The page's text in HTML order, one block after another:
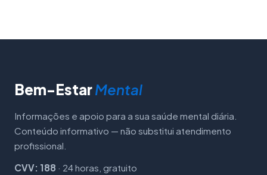
Bem-EstarMental
Informações e apoio para a sua saúde mental diária.
Conteúdo informativo — não substitui atendimento
profissional.
CVV: 188 · 24 horas, gratuito